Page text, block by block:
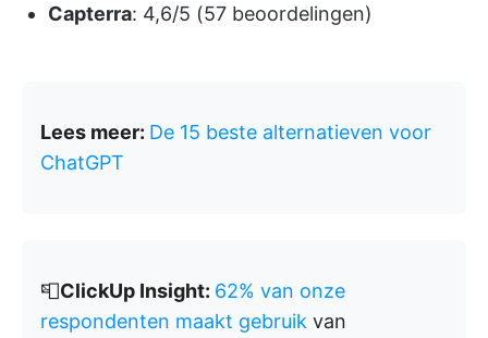
Capterra: 4,6/5 (57 beoordelingen)
Lees meer: De 15 beste alternatieven voor
ChatGPT
📮ClickUp Insight: 62% van onze
respondenten maakt gebruik van